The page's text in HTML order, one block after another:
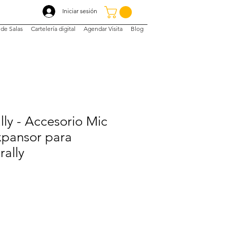
Iniciar sesión
Salas Cartelería digital Agendar Visita Blog
- Accesorio Mic
para